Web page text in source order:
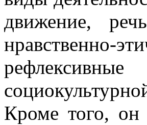
движение,
нравственно-
Кроме того, он